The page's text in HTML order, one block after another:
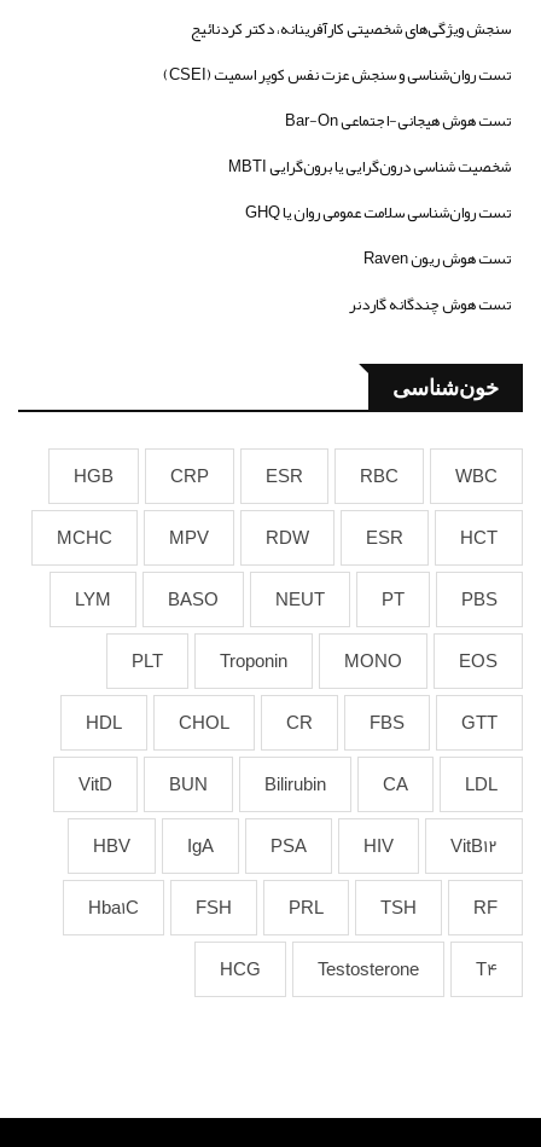
سنجش ویژگی‌های شخصیتی کارآفرینانه، دکتر کردنائیج
تست روان‌شناسی و سنجش عزت نفس کوپر اسمیت (CSEI)
تست هوش هیجانی-اجتماعی Bar-On
شخصیت شناسی درون‌گرایی یا برون‌گرایی MBTI
تست روان‌شناسی سلامت عمومی روان یا GHQ
تست هوش ریون Raven
تست هوش چندگانه گاردنر
خون‌شناسی
WBC
RBC
ESR
CRP
HGB
HCT
ESR
RDW
MPV
MCHC
PBS
PT
NEUT
BASO
LYM
EOS
MONO
Troponin
PLT
GTT
FBS
CR
CHOL
HDL
LDL
CA
Bilirubin
BUN
VitD
VitB12
HIV
PSA
IgA
HBV
RF
TSH
PRL
FSH
Hba1C
T4
Testosterone
HCG